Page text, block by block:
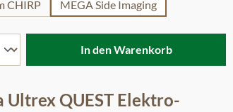
CHIRP
MEGA Side Imaging
In den Warenkorb
Ultrex QUEST Elektro-